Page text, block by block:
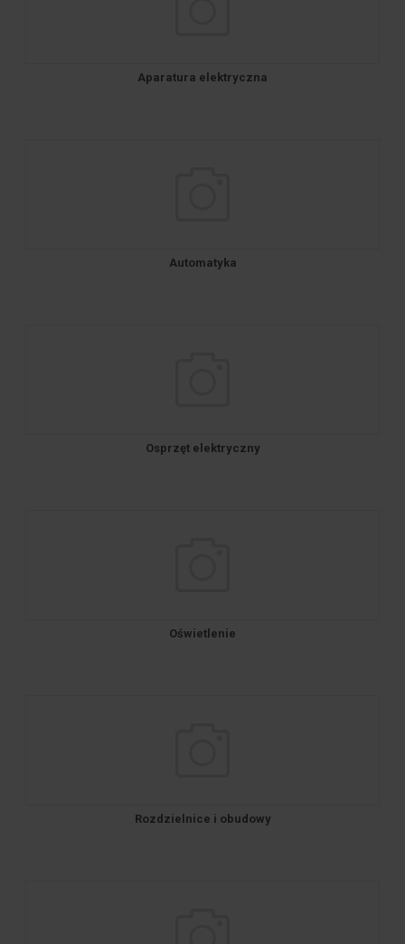
Aparatura elektryczna
Automatyka
Osprzęt elektryczny
Oświetlenie
Rozdzielnice i obudowy